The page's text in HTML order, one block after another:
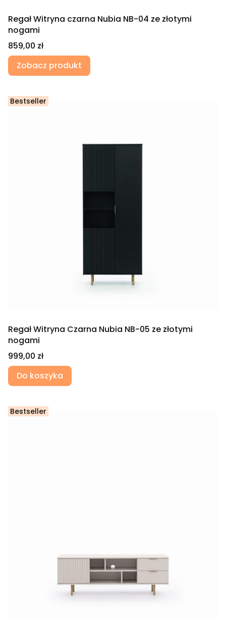
Regał Witryna czarna Nubia NB-04 ze złotymi
nogami
Cena
859,00 zł
Zobacz produkt
Bestseller
Regał Witryna Czarna Nubia NB-05 ze złotymi
nogami
Cena
999,00 zł
Do koszyka
Bestseller